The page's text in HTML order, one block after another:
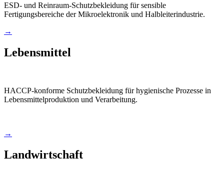
ESD- und Reinraum-Schutzbekleidung für sensible
Fertigungsbereiche der Mikroelektronik und Halbleiterindustrie.
→
Lebensmittel
HACCP-konforme Schutzbekleidung für hygienische Prozesse in
Lebensmittelproduktion und Verarbeitung.
→
Landwirtschaft